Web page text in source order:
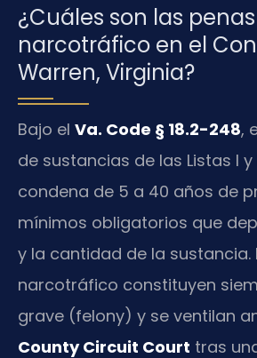
¿Cuáles son las
narcotráfico en el
Warren, Virginia?
Bajo el Va. Code § 18.2-248,
de sustancias de las Listas I
condena de 5 a 40 años de
mínimos obligatorios que
y la cantidad de la sustancia.
narcotráfico constituyen
grave (felony) y se ventilan
County Circuit Court tras